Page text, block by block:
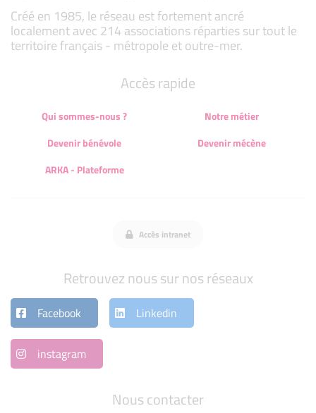
Créé en 1985, le réseau est fortement ancré
localement avec 214 associations réparties sur tout le
territoire français - métropole et outre-mer.
Nous contacter
Accès rapide
Qui sommes-nous ?
Notre métier
Devenir bénévole
Devenir mécène
ARKA - Plateforme
Accès intranet
Retrouvez nous sur nos réseaux
Facebook Linkedin
instagram